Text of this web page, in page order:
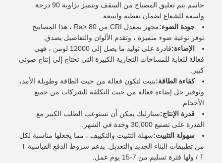
حاسم.يتم تعليق المصباح من السقف ويتميز بزاوية 90 درجة
واسعة للشعاع لضمان تغطية واسعة.
جودة الضوء:
مجهز بمعدل CRI من Ra> 80 ، هذا المصابيح
توفر نوعية ضوء متميزة ، وتقدم الألوان والتفاصيل بصدق.
الإضاءة:
قادرة على توليد ما يصل إلى 12000 لومن ، فهي
فعالة للغاية للمساحات التجارية الكبيرة التي تحتاج إلى إنتاج ضوئي
كبير.
كفاءة الطاقة:بنيت لتكون فعالة من حيث الطاقة وطويلة الأمد،
وتوفير حل إضاءة فعالة من حيث التكلفة للشركات من جميع
الأحجام.
قدرة الإنتاج:ستارليك يمكن أن تستوعب الطلب الكبير مع
القدرة على تصنيع 30,000 وحدة في الشهر.
سهولة التثبيت:سهلة التثبيت والتكييف ، مما يجعلها مناسبة لكل
من تطبيقات البناء الجديد والتعديل. يدعم شروط الدفع القياسية T
/ T ولها فترة تسليم من 7-15 يوم عمل.